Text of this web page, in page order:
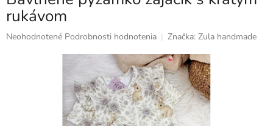
rukávom
Priemerné
Neohodnotené Podrobnosti hodnotenia Značka: Zula handmade